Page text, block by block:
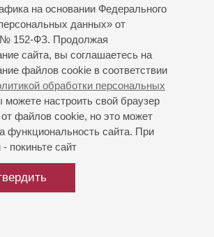
на основании Федерального
данных» от
№ 152-ФЗ. Продолжая
сайта, вы соглашаетесь на
файлов cookie в соответствии
обработки персональных
можете настроить свой браузер
от файлов cookie, но это может
функциональность сайта. При
- покиньте сайт
певица выступала в Англии, Америке,